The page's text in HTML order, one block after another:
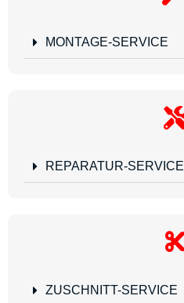
MONTAGE-SERVICE
REPARATUR-SERVICE
ZUSCHNITT-SERVICE